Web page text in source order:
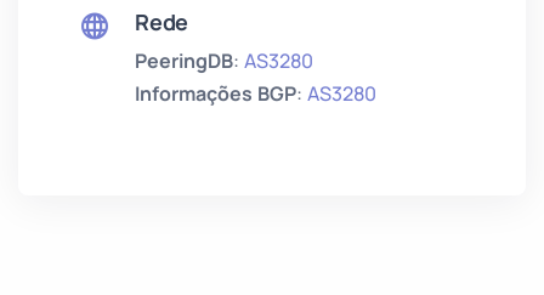
Rede
PeeringDB: AS3280
Informações BGP: AS3280